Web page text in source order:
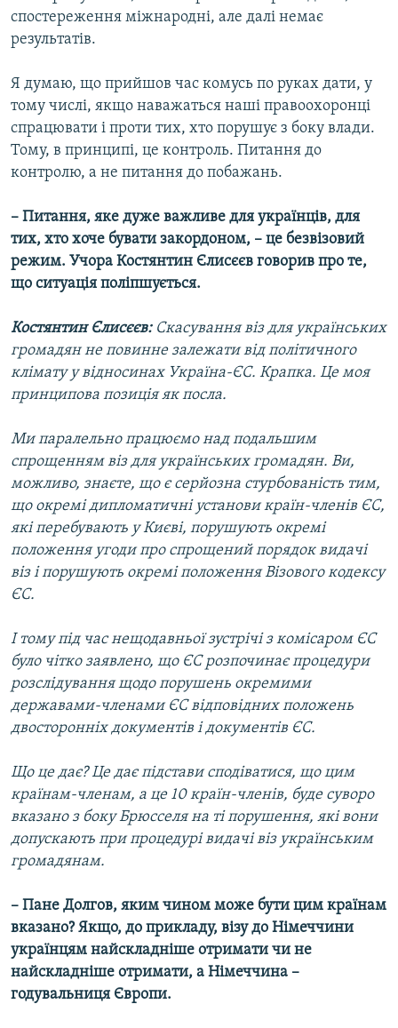
спостереження міжнародні, але далі немає
результатів.
Я думаю, що прийшов час комусь по руках дати, у
тому числі, якщо наважаться наші правоохоронці
спрацювати і проти тих, хто порушує з боку влади.
Тому, в принципі, це контроль. Питання до
контролю, а не питання до побажань.
– Питання, яке дуже важливе для українців, для
тих, хто хоче бувати закордоном, – це безвізовий
режим. Учора Костянтин Єлисєєв говорив про те,
що ситуація поліпшується.
Костянтин Єлисєєв: Скасування віз для українських
громадян не повинне залежати від політичного
клімату у відносинах Україна-ЄС. Крапка. Це моя
принципова позиція як посла.
Ми паралельно працюємо над подальшим
спрощенням віз для українських громадян. Ви,
можливо, знаєте, що є серйозна стурбованість тим,
що окремі дипломатичні установи країн-членів ЄС,
які перебувають у Києві, порушують окремі
положення угоди про спрощений порядок видачі
віз і порушують окремі положення Візового кодексу
ЄС.
І тому під час нещодавньої зустрічі з комісаром ЄС
було чітко заявлено, що ЄС розпочинає процедури
розслідування щодо порушень окремими
державами-членами ЄС відповідних положень
двосторонніх документів і документів ЄС.
Що це дає? Це дає підстави сподіватися, що цим
країнам-членам, а це 10 країн-членів, буде суворо
вказано з боку Брюсселя на ті порушення, які вони
допускають при процедурі видачі віз українським
громадянам.
– Пане Долгов, яким чином може бути цим країнам
вказано? Якщо, до прикладу, візу до Німеччини
українцям найскладніше отримати чи не
найскладніше отримати, а Німеччина –
годувальниця Європи.